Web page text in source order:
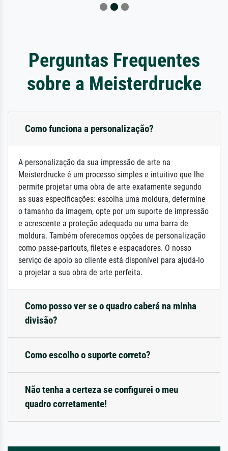
Perguntas Frequentes
sobre a Meisterdrucke
Como funciona a personalização?
A personalização da sua impressão de arte na
Meisterdrucke é um processo simples e intuitivo que lhe
permite projetar uma obra de arte exatamente segundo
as suas especificações: escolha uma moldura, determine
o tamanho da imagem, opte por um suporte de impressão
e acrescente a proteção adequada ou uma barra de
moldura. Também oferecemos opções de personalização
como passe-partouts, filetes e espaçadores. O nosso
serviço de apoio ao cliente está disponível para ajudá-lo
a projetar a sua obra de arte perfeita.
Como posso ver se o quadro caberá na minha
divisão?
Como escolho o suporte correto?
Não tenha a certeza se configurei o meu
quadro corretamente!